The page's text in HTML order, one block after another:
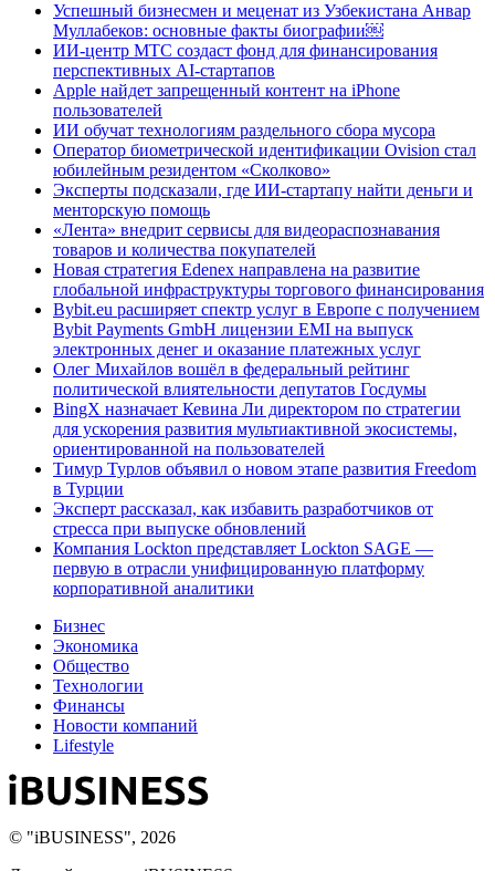
Успешный бизнесмен и меценат из Узбекистана Анвар
Муллабеков: основные факты биографии￼
ИИ-центр МТС создаст фонд для финансирования
перспективных AI-стартапов
Apple найдет запрещенный контент на iPhone
пользователей
ИИ обучат технологиям раздельного сбора мусора
Оператор биометрической идентификации Ovision стал
юбилейным резидентом «Сколково»
Эксперты подсказали, где ИИ-стартапу найти деньги и
менторскую помощь
«Лента» внедрит сервисы для видеораспознавания
товаров и количества покупателей
Новая стратегия Edenex направлена на развитие
глобальной инфраструктуры торгового финансирования
Bybit.eu расширяет спектр услуг в Европе с получением
Bybit Payments GmbH лицензии EMI на выпуск
электронных денег и оказание платежных услуг
Олег Михайлов вошёл в федеральный рейтинг
политической влиятельности депутатов Госдумы
BingX назначает Кевина Ли директором по стратегии
для ускорения развития мультиактивной экосистемы,
ориентированной на пользователей
Тимур Турлов объявил о новом этапе развития Freedom
в Турции
Эксперт рассказал, как избавить разработчиков от
стресса при выпуске обновлений
Компания Lockton представляет Lockton SAGE —
первую в отрасли унифицированную платформу
корпоративной аналитики
Бизнес
Экономика
Общество
Технологии
Финансы
Новости компаний
Lifestyle
© "iBUSINESS", 2026